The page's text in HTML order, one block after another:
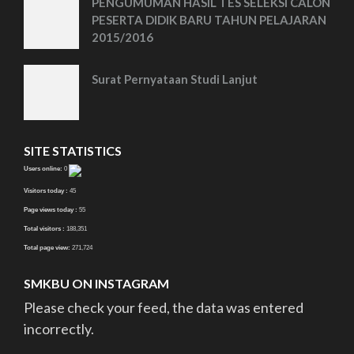
PESERTA DIDIK BARU TAHUN PELAJARAN
2015/2016
Surat Pernyataan Studi Lanjut
SITE STATISTICS
Users online: 0
Visitors today : 45
Page views today : 55
Total visitors : 188,351
Total page view: 271,724
SMKBU ON INSTAGRAM
Please check your feed, the data was entered
incorrectly.